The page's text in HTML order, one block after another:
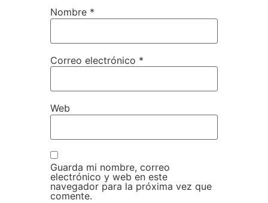
Nombre *
Correo electrónico *
Web
Guarda mi nombre, correo
electrónico y web en este
navegador para la próxima vez que
comente.